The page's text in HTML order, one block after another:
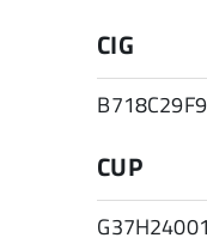
CIG
CUP